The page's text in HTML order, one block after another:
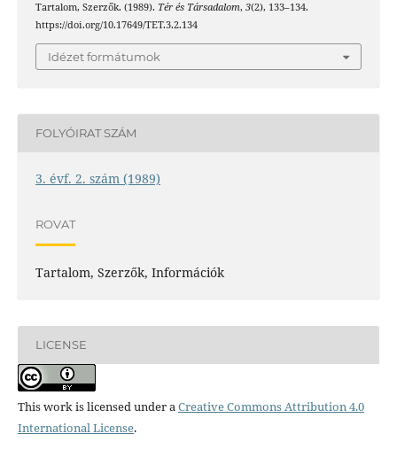
Tartalom, Szerzők. (1989). Tér és Társadalom, 3(2), 133–134.
https://doi.org/10.17649/TET.3.2.134
Idézet formátumok
FOLYÓIRAT SZÁM
3. évf. 2. szám (1989)
ROVAT
Tartalom, Szerzők, Információk
LICENSE
This work is licensed under aCreative Commons Attribution 4.0
International License.